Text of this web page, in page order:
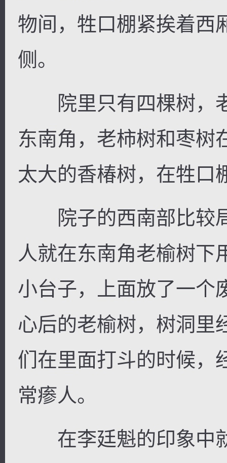
物间，牲口棚紧挨着西
侧。
院里只有四棵树，
东南角，老柿树和枣树
太大的香椿树，在牲口
院子的西南部比较
人就在东南角老榆树下
小台子，上面放了一个
心后的老榆树，树洞里
们在里面打斗的时候，
常瘆人。
在李廷魁的印象中